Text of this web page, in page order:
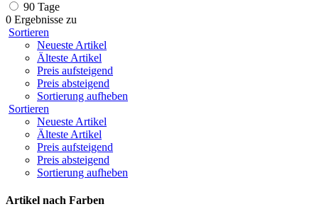
90 Tage
0 Ergebnisse zu
Sortieren
Neueste Artikel
Älteste Artikel
Preis aufsteigend
Preis absteigend
Sortierung aufheben
Sortieren
Neueste Artikel
Älteste Artikel
Preis aufsteigend
Preis absteigend
Sortierung aufheben
Artikel nach Farben